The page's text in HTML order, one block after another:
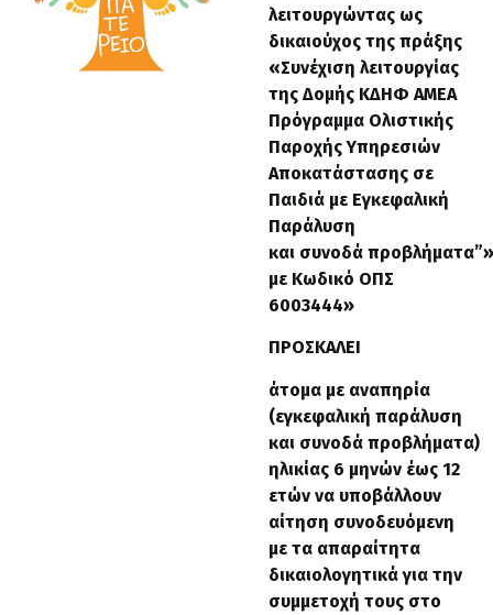
λειτουργώντας ως
δικαιούχος της πράξης
«Συνέχιση λειτουργίας
της Δομής ΚΔΗΦ ΑΜΕΑ
Πρόγραμμα Ολιστικής
Παροχής Υπηρεσιών
Αποκατάστασης σε
Παιδιά με Εγκεφαλική
Παράλυση
και συνοδά προβλήματα”»
με Κωδικό ΟΠΣ
6003444»
ΠΡΟΣΚΑΛΕΙ
άτομα με αναπηρία
(εγκεφαλική παράλυση
και συνοδά προβλήματα)
ηλικίας 6 μηνών έως 12
ετών να υποβάλλουν
αίτηση συνοδευόμενη
με τα απαραίτητα
δικαιολογητικά για την
συμμετοχή τους στο